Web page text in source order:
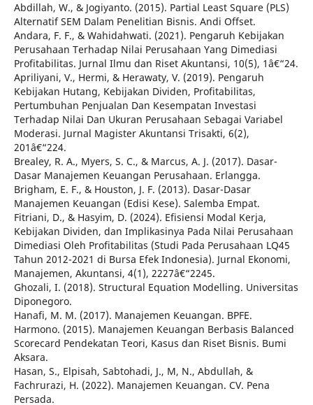
Abdillah, W., & Jogiyanto. (2015). Partial Least Square (PLS)
Alternatif SEM Dalam Penelitian Bisnis. Andi Offset.
Andara, F. F., & Wahidahwati. (2021). Pengaruh Kebijakan
Perusahaan Terhadap Nilai Perusahaan Yang Dimediasi
Profitabilitas. Jurnal Ilmu dan Riset Akuntansi, 10(5), 1â€“24.
Apriliyani, V., Hermi, & Herawaty, V. (2019). Pengaruh
Kebijakan Hutang, Kebijakan Dividen, Profitabilitas,
Pertumbuhan Penjualan Dan Kesempatan Investasi
Terhadap Nilai Dan Ukuran Perusahaan Sebagai Variabel
Moderasi. Jurnal Magister Akuntansi Trisakti, 6(2),
201â€“224.
Brealey, R. A., Myers, S. C., & Marcus, A. J. (2017). Dasar-
Dasar Manajemen Keuangan Perusahaan. Erlangga.
Brigham, E. F., & Houston, J. F. (2013). Dasar-Dasar
Manajemen Keuangan (Edisi Kese). Salemba Empat.
Fitriani, D., & Hasyim, D. (2024). Efisiensi Modal Kerja,
Kebijakan Dividen, dan Implikasinya Pada Nilai Perusahaan
Dimediasi Oleh Profitabilitas (Studi Pada Perusahaan LQ45
Tahun 2012-2021 di Bursa Efek Indonesia). Jurnal Ekonomi,
Manajemen, Akuntansi, 4(1), 2227â€“2245.
Ghozali, I. (2018). Structural Equation Modelling. Universitas
Diponegoro.
Hanafi, M. M. (2017). Manajemen Keuangan. BPFE.
Harmono. (2015). Manajemen Keuangan Berbasis Balanced
Scorecard Pendekatan Teori, Kasus dan Riset Bisnis. Bumi
Aksara.
Hasan, S., Elpisah, Sabtohadi, J., M, N., Abdullah, &
Fachrurazi, H. (2022). Manajemen Keuangan. CV. Pena
Persada.